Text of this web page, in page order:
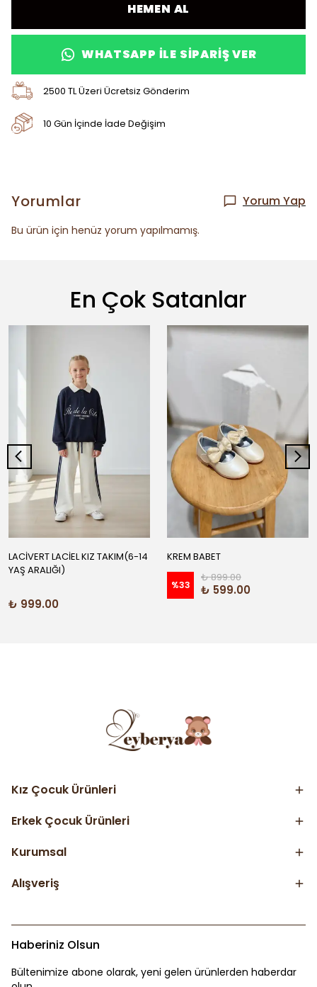
HEMEN AL
WHATSAPP ILE SIPARIŞ VER
2500 TL Üzeri Ücretsiz Gönderim
10 Gün İçinde İade Değişim
Yorumlar Yorum Yap
Bu ürün için henüz yorum yapılmamış.
En Çok Satanlar
LACİVERT LACİEL KIZ TAKIM(6-14
YAŞ ARALIĞI)
₺ 999.00
KREM BABET
%33
₺ 899.00
₺ 599.00
Kız Çocuk Ürünleri
Erkek Çocuk Ürünleri
Kurumsal
Alışveriş
Haberiniz Olsun
Bültenimize abone olarak, yeni gelen ürünlerden haberdar